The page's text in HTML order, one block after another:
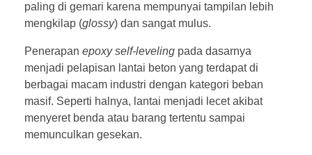
paling di gemari karena mempunyai tampilan lebih
mengkilap (glossy) dan sangat mulus.
Penerapan epoxy self-leveling pada dasarnya
menjadi pelapisan lantai beton yang terdapat di
berbagai macam industri dengan kategori beban
masif. Seperti halnya, lantai menjadi lecet akibat
menyeret benda atau barang tertentu sampai
memunculkan gesekan.